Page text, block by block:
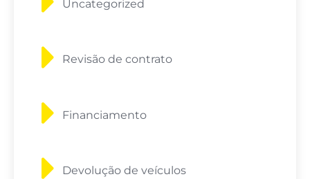
Uncategorized
Revisão de contrato
Financiamento
Devolução de veículos